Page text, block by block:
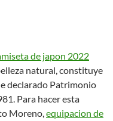
de japon 2022
natural, constituye
declarado Patrimonio
Para hacer esta
Moreno,equipacion de